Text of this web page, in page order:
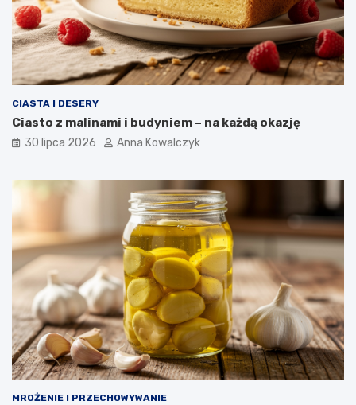
CIASTA I DESERY
Ciasto z malinami i budyniem – na każdą okazję
30 lipca 2026 Anna Kowalczyk
MROŻENIE I PRZECHOWYWANIE